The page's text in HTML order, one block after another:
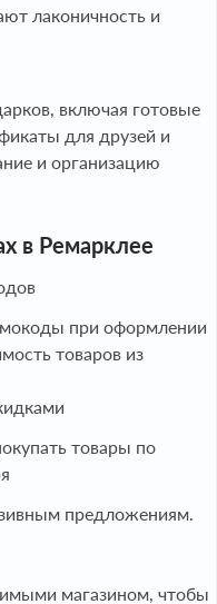
лаконичность и
включая готовые
для друзей и
и организацию
в Ремарклее
при оформлении
товаров из
товары по
предложениям.
магазином, чтобы